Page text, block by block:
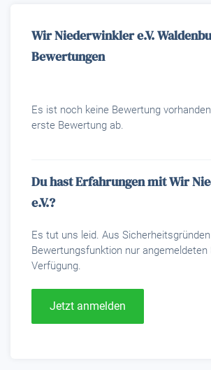
Wir Niederwinkler e.V.
Bewertungen
Es ist noch keine Bewertung
erste Bewertung ab.
Du hast Erfahrungen mit Wir
e.V.?
Es tut uns leid. Aus
Bewertungsfunktion nur angemeldeten
Verfügung.
Jetzt anmelden